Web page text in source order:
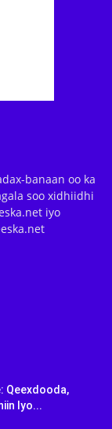
banaan oo ka
soo xidhiidhi
iyo
Qeexdooda,
Iyo...